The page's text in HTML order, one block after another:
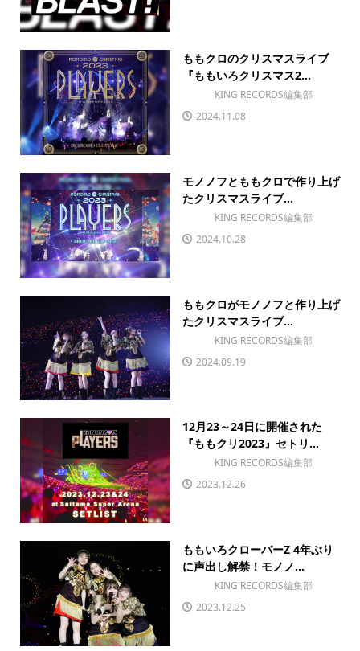
ももクロのクリスマスライブ
『ももいろクリスマス2...
KING RECORDS編集部
2024.11.08
モノノフとももクロで作り上げ
たクリスマスライブ...
KING RECORDS編集部
2024.10.28
ももクロがモノノフと作り上げ
たクリスマスライブ...
KING RECORDS編集部
2024.09.19
12月23～24日に開催された
『ももクリ2023』セトリ...
KING RECORDS編集部
2023.12.26
ももいろクローバーZ 4年ぶり
に声出し解禁！モノノ...
KING RECORDS編集部
2023.12.25